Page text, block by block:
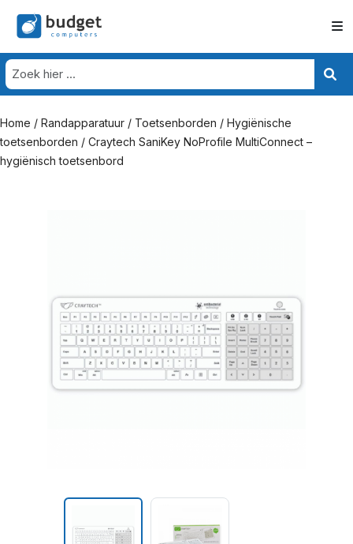
Home / Randapparatuur / Toetsenborden / Hygiënische
toetsenborden / Craytech SaniKey NoProfile MultiConnect –
hygiënisch toetsenbord